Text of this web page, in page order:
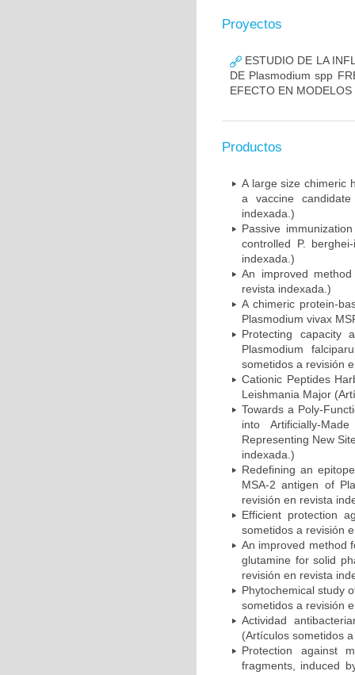
Proyectos
ESTUDIO DE LA
DE Plasmodium spp
EFECTO EN
Productos
A large size chimeric
a vaccine
indexada.)
Passive
controlled P.
indexada.)
An improved
revista indexada.)
A chimeric protein-
Plasmodium vivax
Protecting capacity
Plasmodium
sometidos a revisión
Cationic Peptides
Leishmania Major
Towards a Poly-
into Artificially-
Representing New
indexada.)
Redefining an
MSA-2 antigen of
revisión en revista
Efficient protection
sometidos a revisión
An improved method
glutamine for solid
revisión en revista
Phytochemical study
sometidos a revisión
Actividad
(Artículos sometidos
Protection against
fragments, induced